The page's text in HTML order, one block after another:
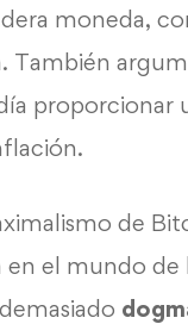
moneda,
También
proporcionar
de
el mundo